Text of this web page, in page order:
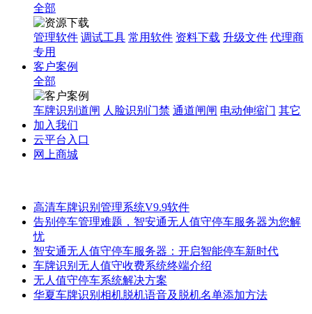
全部
管理软件 调试工具 常用软件 资料下载 升级文件 代理商
专用
客户案例
全部
车牌识别道闸 人脸识别门禁 通道闸闸 电动伸缩门 其它
加入我们
云平台入口
网上商城
高清车牌识别管理系统V9.9软件
告别停车管理难题，智安通无人值守停车服务器为您解
忧
智安通无人值守停车服务器：开启智能停车新时代
车牌识别无人值守收费系统终端介绍
无人值守停车系统解决方案
华夏车牌识别相机脱机语音及脱机名单添加方法